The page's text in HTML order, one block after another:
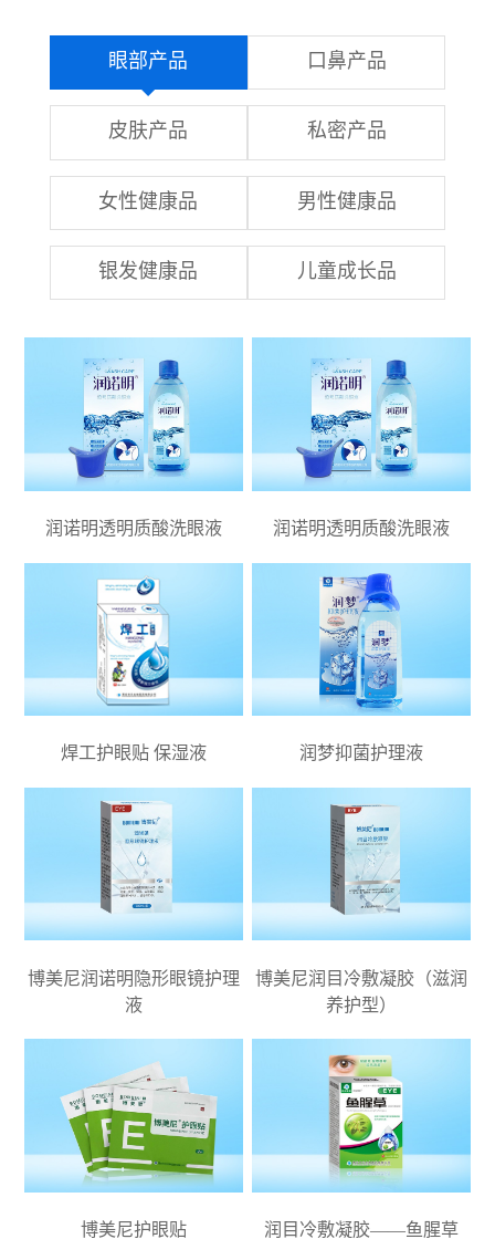
眼部产品 口鼻产品
皮肤产品 私密产品
女性健康品 男性健康品
银发健康品 儿童成长品
润诺明透明质酸洗眼液 润诺明透明质酸洗眼液
焊工护眼贴 保湿液 润梦抑菌护理液
博美尼润诺明隐形眼镜护理
液
博美尼润目冷敷凝胶（滋润
养护型）
博美尼护眼贴 润目冷敷凝胶——鱼腥草